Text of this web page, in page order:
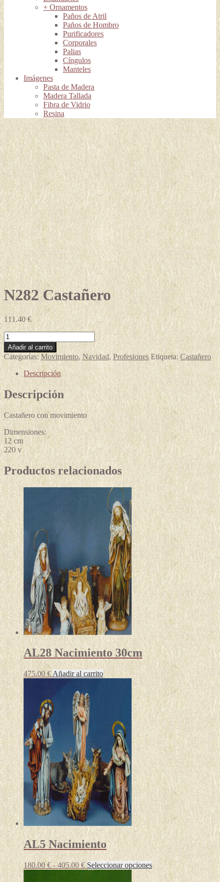
+ Ornamentos
Paños de Atril
Paños de Hombro
Purificadores
Corporales
Palias
Cíngulos
Manteles
Imágenes
Pasta de Madera
Madera Tallada
Fibra de Vidrio
Resina
N282 Castañero
111.40€
N282
Castañero
cantidad
Añadir al carrito
Categorías:Movimiento, Navidad,Profesiones Etiqueta:Castañero
Descripción
Descripción
Castañero con movimiento
Dimensiones:
12 cm
220 v
Productos relacionados
AL28 Nacimiento 30cm
475.00€ Añadir al carrito
AL5 Nacimiento
180.00€ - 405.00 €Rango
de
Seleccionar opcionesEste
producto